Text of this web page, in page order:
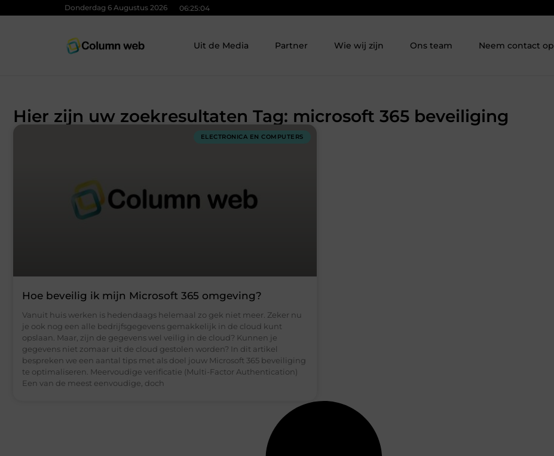
Donderdag 6 Augustus 2026 06:25:04
Uit de Media Partner Wie wij zijn Ons team Neem contact op
Hier zijn uw zoekresultaten Tag: microsoft 365 beveiliging
ELECTRONICA EN COMPUTERS
Hoe beveilig ik mijn Microsoft 365 omgeving?
Vanuit huis werken is hedendaags helemaal zo gek niet meer. Zeker nu
je ook nog een alle bedrijfsgegevens gemakkelijk in de cloud kunt
opslaan. Maar, zijn de gegevens wel veilig in de cloud? Kunnen je
gegevens niet zomaar uit de cloud gestolen worden? In dit artikel
bespreken we een aantal tips met als doel jouw Microsoft 365 beveiliging
te optimaliseren. Meervoudige verificatie (Multi-Factor Authentication)
Een van de meest eenvoudige, doch